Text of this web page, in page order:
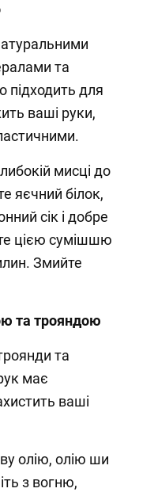
та
підходить для
ваші руки,
мисці до
яєчний білок,
сік і добре
цією сумішшю
Змийте
та трояндою
та
має
ваші
олію, олію ши
з вогню,